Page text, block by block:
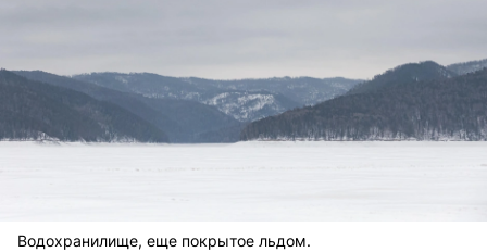
Водохранилище, еще покрытое льдом.